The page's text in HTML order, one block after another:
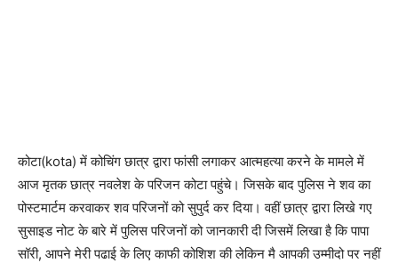
कोटा(kota) में कोचिंग छात्र द्वारा फांसी लगाकर आत्महत्या करने के मामले में
आज मृतक छात्र नवलेश के परिजन कोटा पहुंचे। जिसके बाद पुलिस ने शव का
पोस्टमार्टम करवाकर शव परिजनों को सुपुर्द कर दिया। वहीं छात्र द्वारा लिखे गए
सुसाइड नोट के बारे में पुलिस परिजनों को जानकारी दी जिसमें लिखा है कि पापा
सॉरी, आपने मेरी पढाई के लिए काफी कोशिश की लेकिन मै आपकी उम्मीदो पर नहीं